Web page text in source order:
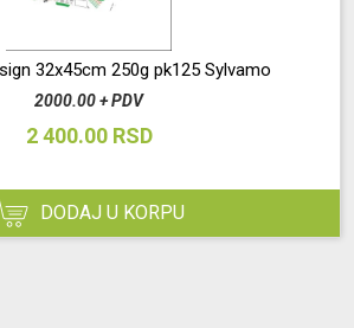
32x45cm 250g pk125 Sylvamo
2000.00 + PDV
2 400.00 RSD
DODAJ U KORPU